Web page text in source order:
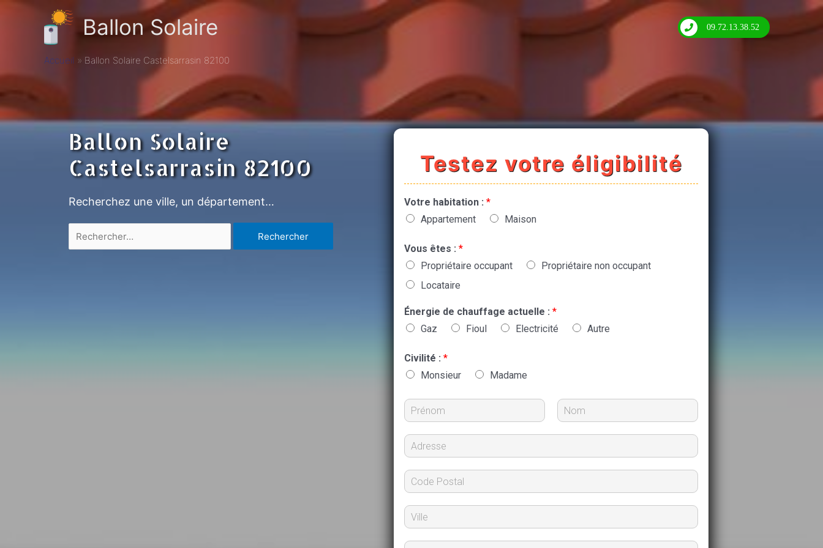
Ballon Solaire 09.72.13.38.52
Accueil Ballon Solaire Castelsarrasin 82100
Ballon Solaire
Castelsarrasin 82100
Recherchez une ville, un département…
Testez votre éligibilité
Votre habitation : *
Appartement
Maison
Vous êtes : *
Propriétaire occupant
Propriétaire non occupant
Locataire
Énergie de chauffage actuelle : *
Gaz
Fioul Electricité Autre
Civilité : *
Monsieur
Madame